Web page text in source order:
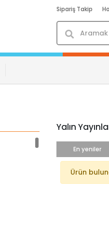
Sipariş Takip
Yalın
En yeniler
Ürün